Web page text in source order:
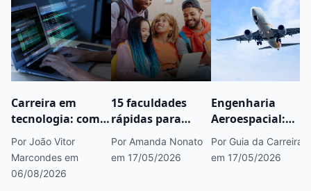
Carreira em
tecnologia: como
começar, áreas
em alta e
caminhos para
crescer
Por João Vitor
Marcondes em
06/08/2026
15 faculdades
rápidas para
fazer concurso
público que você
precisa conhecer
Por Amanda Nonato
em 17/05/2026
Engenharia
Aeroespacial:
saiba tudo sobre
esse curso
Por Guia da Carreira
em 17/05/2026